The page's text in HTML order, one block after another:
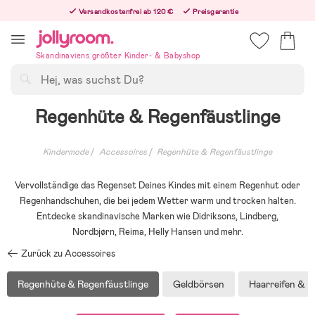
innehållet
Versandkostenfrei ab 120 €
Preisgarantie
Bestelle heute, dann versenden wir direkt nach dem Feiertag
Skandinaviens größter Kinder- & Babyshop
Regenhüte & Regenfäustlinge
Kindermode Accessoires Regenhüte & Regenfäustlinge
Vervollständige das Regenset Deines Kindes mit einem Regenhut oder
Regenhandschuhen, die bei jedem Wetter warm und trocken halten.
Entdecke skandinavische Marken wie Didriksons, Lindberg,
Nordbjørn, Reima, Helly Hansen und mehr.
Zurück zu Accessoires
Regenhüte & Regenfäustlinge Geldbörsen Haarreifen &